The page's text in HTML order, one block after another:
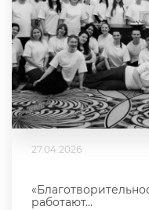
27.04.2026
работают...